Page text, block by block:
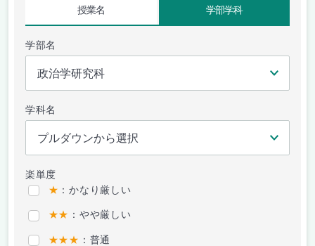
授業名 学部学科
学部名
学科名
楽単度
★ ：かなり厳しい
★★ ：やや厳しい
★★★ ：普通